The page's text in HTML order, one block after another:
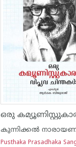
കുന്നിക്കൽ
Pusthaka Prasadhaka